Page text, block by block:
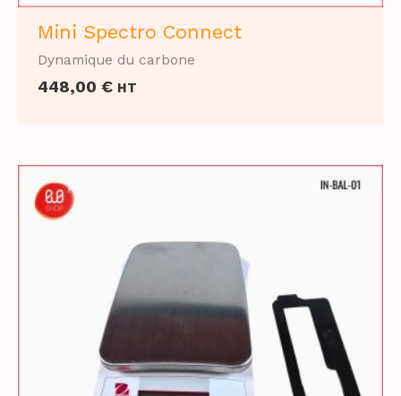
Mini Spectro Connect
Dynamique du carbone
448,00 € HT